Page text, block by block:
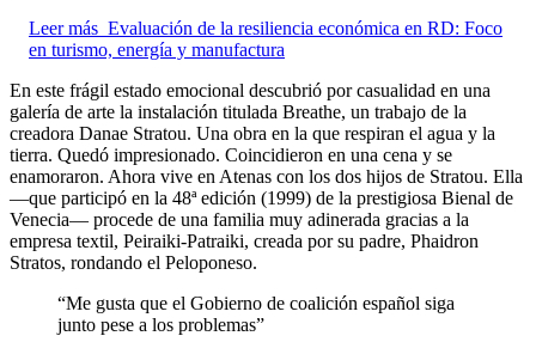
Leer más Evaluación de la resiliencia económica en RD: Foco
en turismo, energía y manufactura
En este frágil estado emocional descubrió por casualidad en una
galería de arte la instalación titulada Breathe, un trabajo de la
creadora Danae Stratou. Una obra en la que respiran el agua y la
tierra. Quedó impresionado. Coincidieron en una cena y se
enamoraron. Ahora vive en Atenas con los dos hijos de Stratou. Ella
—que participó en la 48ª edición (1999) de la prestigiosa Bienal de
Venecia— procede de una familia muy adinerada gracias a la
empresa textil, Peiraiki-Patraiki, creada por su padre, Phaidron
Stratos, rondando el Peloponeso.
“Me gusta que el Gobierno de coalición español siga
junto pese a los problemas”